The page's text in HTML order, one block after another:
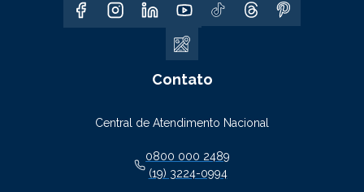
Contato
Central de Atendimento Nacional
0800 000 2489
(19) 3224-0994